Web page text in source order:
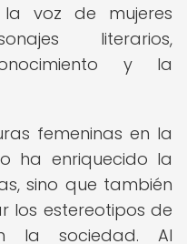
voz de mujeres
literarios,
y la
femeninas en la
ha enriquecido la
sino que también
los estereotipos de
la sociedad. Al